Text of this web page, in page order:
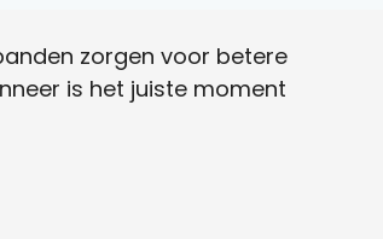
zorgen voor betere
is het juiste moment